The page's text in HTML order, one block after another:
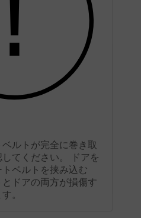
ルトが完全に巻き取
てください。 ドアを
ベルトを挟み込む
ドアの両方が損傷す
。